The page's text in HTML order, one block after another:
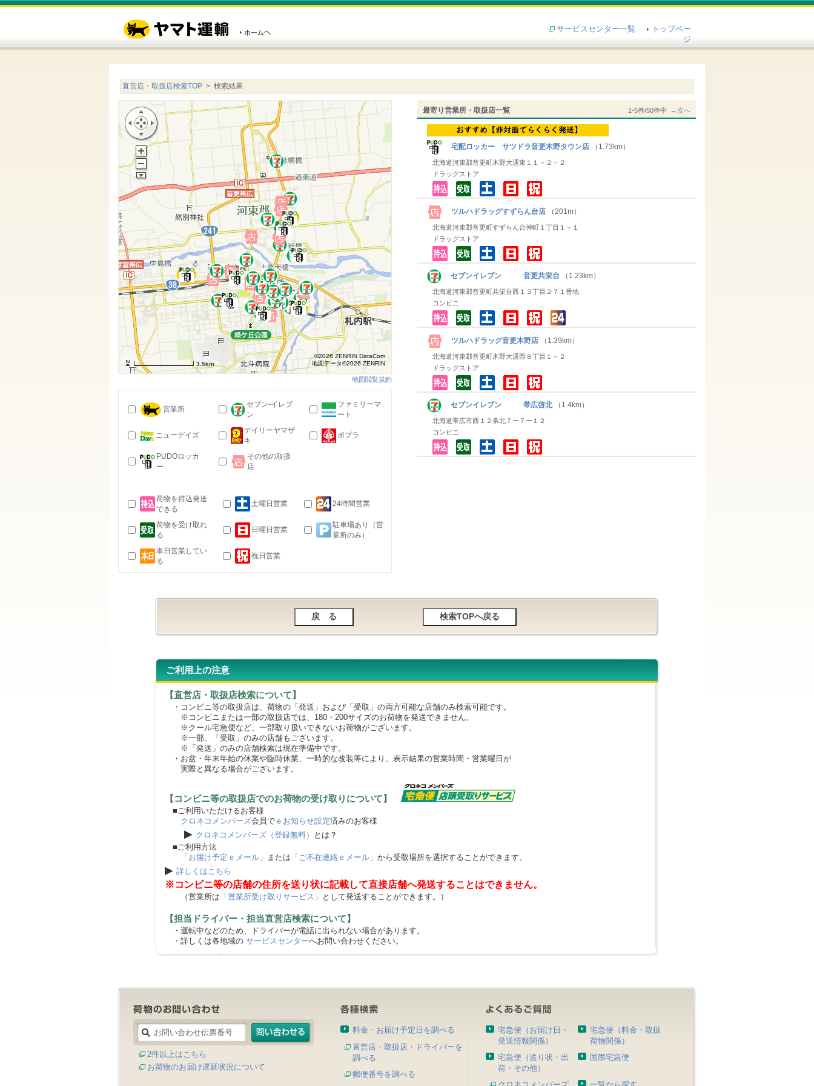
サービスセンター一覧
トップペー
ジ
直営店・取扱店検索TOP > 検索結果
最寄り営業所・取扱店一覧 1-5件/50件中 →次へ
宅配ロッカー サツドラ音更木野タウン店 （1.73km）
北海道河東郡音更町木野大通東１１－２－２
ドラッグストア
ツルハドラッグすずらん台店 （201m）
北海道河東郡音更町すずらん台仲町１丁目１－１
ドラッグストア
セブンイレブン 音更共栄台 （1.23km）
北海道河東郡音更町共栄台西１３丁目２７１番地
コンビニ
ツルハドラッグ音更木野店 （1.39km）
北海道河東郡音更町木野大通西８丁目１－２
ドラッグストア
セブンイレブン 帯広啓北 （1.4km）
北海道帯広市西１２条北７ー７ー１２
コンビニ
3.5km
©2026 ZENRIN DataCom
地図データ©2026 ZENRIN
地図閲覧規約
営業所
セブン-イレブ
ン
ファミリーマ
ート
ニューデイズ
デイリーヤマザ
キ
ポプラ
PUDOロッカ
ー
その他の取扱
店
荷物を持込発送
できる
土曜日営業 24時間営業
荷物を受け取れ
る
日曜日営業
駐車場あり（営
業所のみ）
本日営業してい
る
祝日営業
ご利用上の注意
【直営店・取扱店検索について】
・コンビニ等の取扱店は、荷物の「発送」および「受取」の両方可能な店舗のみ検索可能です。
※コンビニまたは一部の取扱店では、180・200サイズのお荷物を発送できません。
※クール宅急便など、一部取り扱いできないお荷物がございます。
※一部、「受取」のみの店舗もございます。
※「発送」のみの店舗検索は現在準備中です。
・お盆・年末年始の休業や臨時休業、一時的な改装等により、表示結果の営業時間・営業曜日が
実際と異なる場合がございます。
【コンビニ等の取扱店でのお荷物の受け取りについて】
■ご利用いただけるお客様
クロネコメンバーズ会員で ｅお知らせ設定済みのお客様
▶ クロネコメンバーズ（登録無料）
とは？
■ご利用方法
「お届け予定ｅメール」 または 「ご不在連絡ｅメール」 から受取場所を選択することができます。
▶ 詳しくはこちら
※コンビニ等の店舗の住所を送り状に記載して直接店舗へ発送することはできません。
（営業所は 「営業所受け取りサービス」 として発送することができます。）
【担当ドライバー・担当直営店検索について】
・運転中などのため、ドライバーが電話に出られない場合があります。
・詳しくは各地域の サービスセンターへお問い合わせください。
2件以上はこちら
お荷物のお届け遅延状況について
料金・お届け予定日を調べる
直営店・取扱店・ドライバーを
調べる
郵便番号を調べる
宅急便（お届け日・
発送情報関係）
宅急便（料金・取扱
荷物関係）
宅急便（送り状・出
荷・その他）
国際宅急便